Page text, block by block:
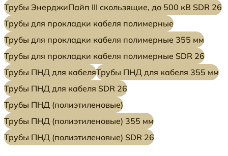
Трубы ЭнерджиПайп III скользящие, до 500 кВ SDR 26
Трубы для прокладки кабеля полимерные
Трубы для прокладки кабеля полимерные 355 мм
Трубы для прокладки кабеля полимерные SDR 26
Трубы ПНД для кабеляТрубы ПНД для кабеля 355 мм
Трубы ПНД для кабеля SDR 26
Трубы ПНД (полиэтиленовые)
Трубы ПНД (полиэтиленовые) 355 мм
Трубы ПНД (полиэтиленовые) SDR 26